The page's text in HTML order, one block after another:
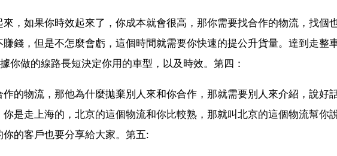
，如果你時效起來了，你成本就會很高，那你需要找合作的物流，找個
錢，但是不怎麼會虧，這個時間就需要你快速的提公升貨量。達到走整
你做的線路長短決定你用的車型，以及時效。第四：
的物流，那他為什麼拋棄別人來和你合作，那就需要別人來介紹，說好
是走上海的，北京的這個物流和你比較熟，那就叫北京的這個物流幫你
的客戶也要分享給大家。第五: